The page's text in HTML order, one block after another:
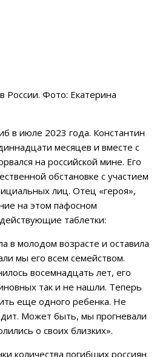
России. Фото: Екатерина
в июле 2023 года. Константин
месяцев и вместе с
на российской мине. Его
обстановке с участием
лиц. Отец «героя»,
на этом пафосном
таблетки:
в молодом возрасте и оставила
мы его всем семейством.
восемнадцать лет, его
так и не нашли. Теперь
еще одного ребенка. Не
Может быть, мы прогневали
о своих близких».
количества погибших россиян